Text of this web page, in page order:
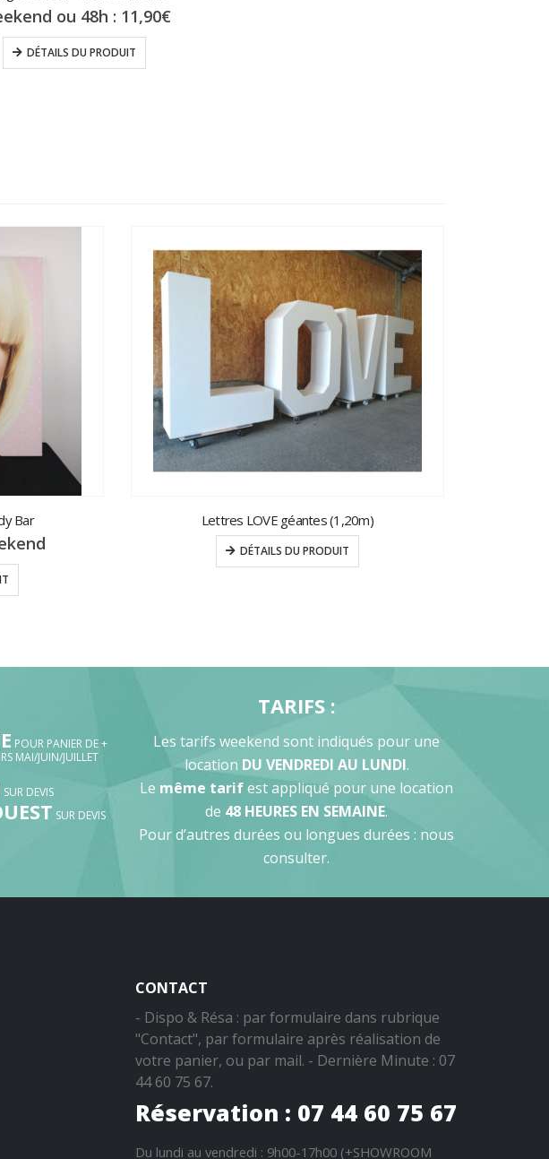
ou 48h : 11,90€
DÉTAILS DU PRODUIT
Bar Lettres LOVE géantes (1,20m)
DÉTAILS DU PRODUIT
POUR PANIER DE +
MAI/JUIN/JUILLET
SUR DEVIS
SUR DEVIS
TARIFS :
Les tarifs weekend sont indiqués pour une
location DU VENDREDI AU LUNDI.
Le même tarifest appliqué pour une location
de 48 HEURES EN SEMAINE.
Pour d’autres durées ou longues durées : nous
consulter.
CONTACT
- Dispo & Résa : par formulaire dans rubrique
"Contact", par formulaire après réalisation de
votre panier, ou par mail. - Dernière Minute : 07
44 60 75 67.
Réservation : 07 44 60 75 67
Du lundi au vendredi : 9h00-17h00 (+SHOWROOM